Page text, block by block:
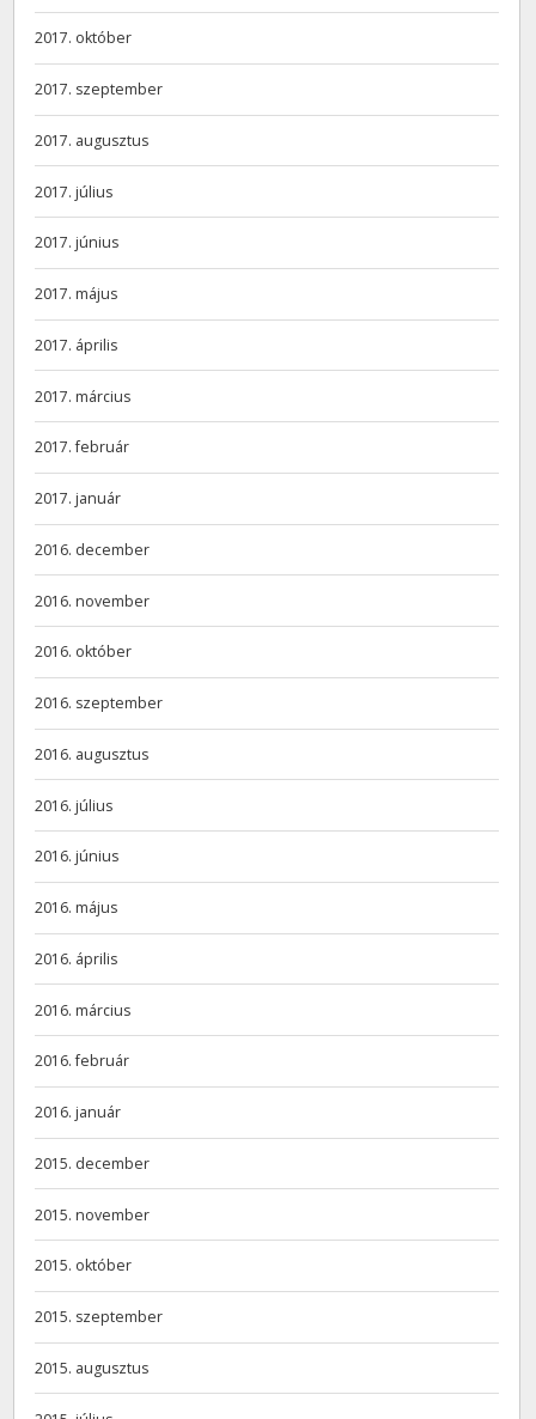
2017. október
2017. szeptember
2017. augusztus
2017. július
2017. június
2017. május
2017. április
2017. március
2017. február
2017. január
2016. december
2016. november
2016. október
2016. szeptember
2016. augusztus
2016. július
2016. június
2016. május
2016. április
2016. március
2016. február
2016. január
2015. december
2015. november
2015. október
2015. szeptember
2015. augusztus